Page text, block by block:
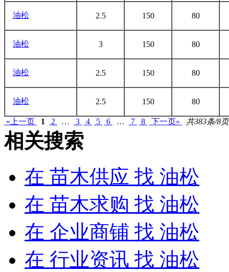
油松 2.5 150 80
油松 3 150 80
油松 2.5 150 80
油松 2.5 150 80
«上一页 1 2 … 3 4 5 6 … 7 8 下一页» 共383条/8页
相关搜索
在 苗木供应 找 油松
在 苗木求购 找 油松
在 企业商铺 找 油松
在 行业资讯 找 油松